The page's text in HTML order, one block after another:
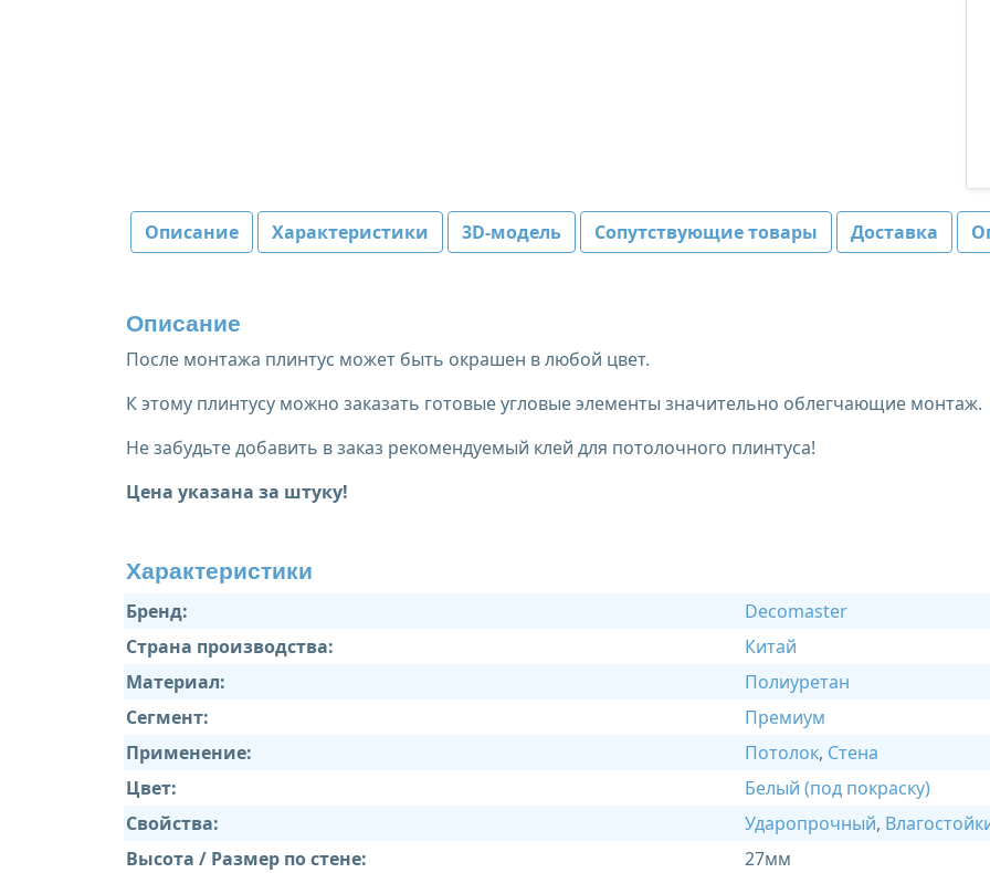
Описание Характеристики 3D-модель Сопутствующие товары Доставка
Описание
После монтажа плинтус может быть окрашен в любой цвет.
К этому плинтусу можно заказать готовые угловые элементы значительно облегчающие монтаж.
Не забудьте добавить в заказ рекомендуемый клей для потолочного плинтуса!
Цена указана за штуку!
Характеристики
Бренд:
Decomaster
Страна производства:
Китай
Материал:
Полиуретан
Сегмент:
Премиум
Применение:
Потолок, Стена
Цвет:
Белый (под покраску)
Свойства:
Ударопрочный,
Высота / Размер по стене:
27мм